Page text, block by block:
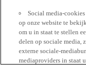
Social media-
op onze website te
om u in staat te stellen
delen op sociale media,
externe sociale-
mediaproviders in staat